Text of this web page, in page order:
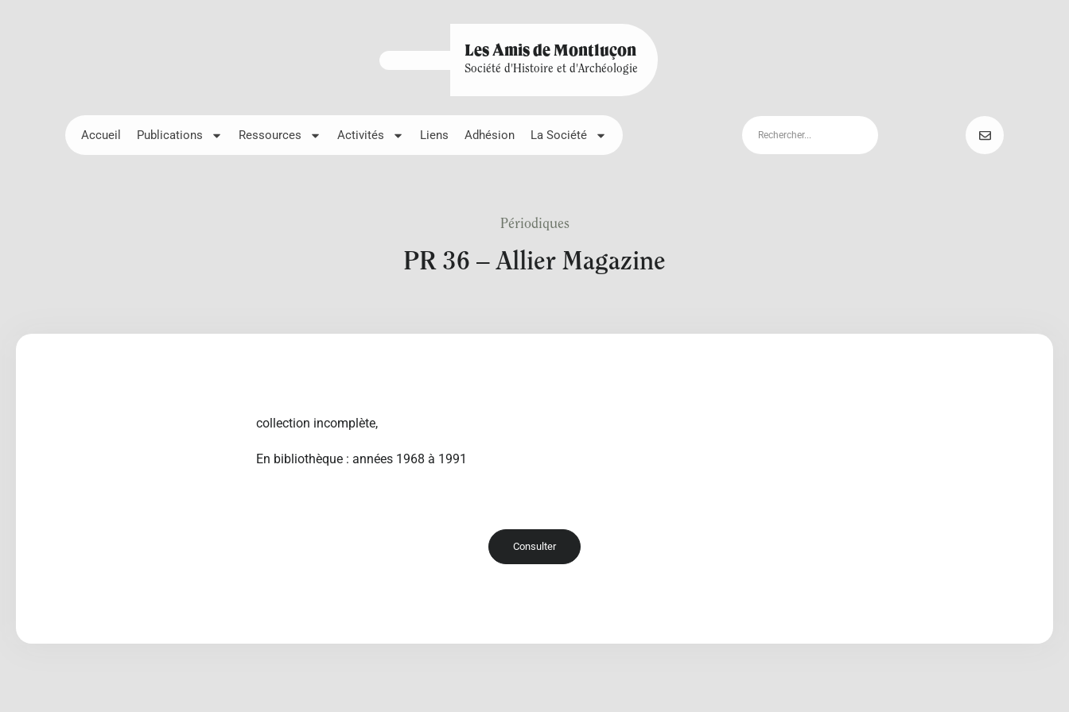
Les Amis de Montluçon
Société d'Histoire et d'Archéologie
Accueil Publications Ressources Activités Liens Adhésion La Société
Périodiques
PR 36 – Allier Magazine
collection incomplète,
En bibliothèque : années 1968 à 1991
Consulter